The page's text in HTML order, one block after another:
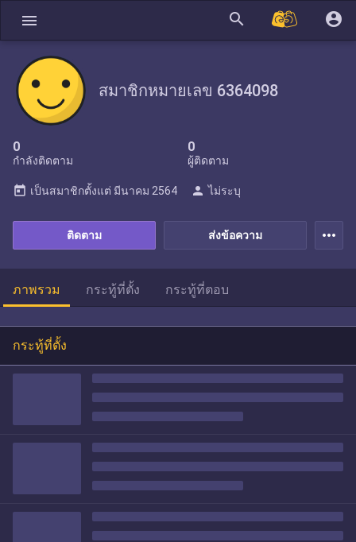
menu search account_circle
สมาชิกหมายเลข 6364098
0
กำลังติดตาม
0
ผู้ติดตาม
ส่งข้อความ
ติดตาม
today เป็นสมาชิกตั้งแต่ มีนาคม 2564 person ไม่ระบุ
more_horiz
ภาพรวม กระทู้ที่ตั้ง กระทู้ที่ตอบ
กระทู้ที่ตั้ง